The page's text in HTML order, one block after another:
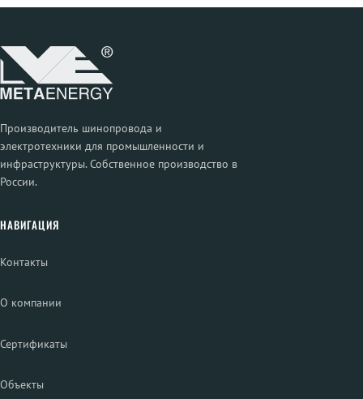
Производитель шинопровода и
электротехники для промышленности и
инфраструктуры. Собственное производство в
России.
НАВИГАЦИЯ
Контакты
О компании
Сертификаты
Объекты